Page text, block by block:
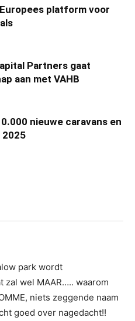
platform voor
Partners gaat
aan met VAHB
nieuwe caravans en
2025
park wordt
zal wel MAAR….. waarom
niets zeggende naam
goed over nagedacht!!